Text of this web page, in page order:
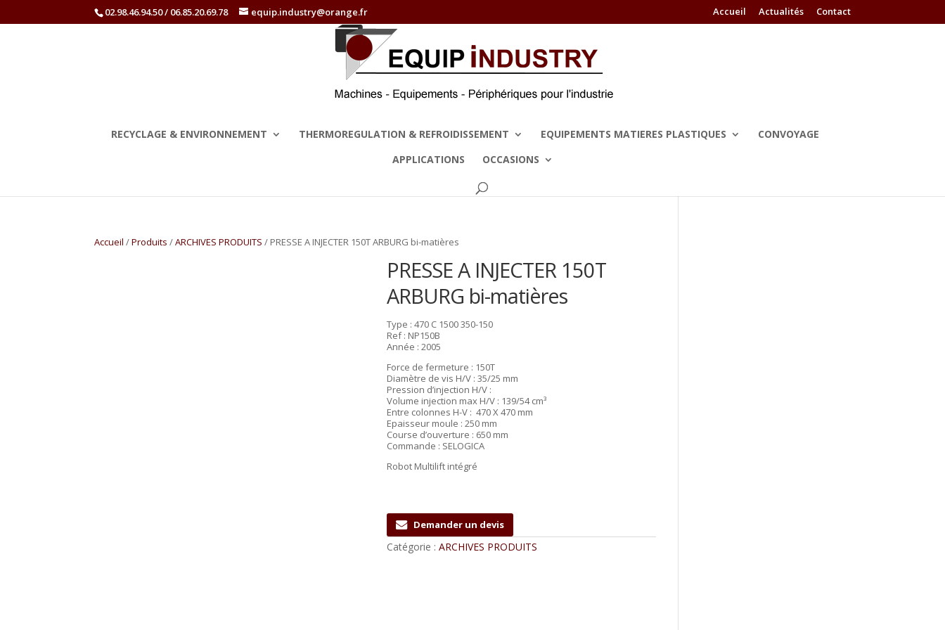
02.98.46.94.50 / 06.85.20.69.78 equip.industry@orange.fr Accueil Actualités Contact
RECYCLAGE & ENVIRONNEMENT THERMOREGULATION & REFROIDISSEMENT EQUIPEMENTS MATIERES PLASTIQUES
CONVOYAGE
APPLICATIONS
OCCASIONS
Accueil /Produits /ARCHIVES PRODUITS / PRESSE A INJECTER 150T ARBURG bi-matières
PRESSE A INJECTER 150T
ARBURG bi-matières
Type : 470 C 1500 350-150
Ref : NP150B
Année : 2005
Force de fermeture : 150T
Diamètre de vis H/V : 35/25 mm
Pression d’injection H/V :
Volume injection max H/V : 139/54 cm³
Entre colonnes H-V : 470 X 470 mm
Epaisseur moule : 250 mm
Course d’ouverture : 650 mm
Commande : SELOGICA
Robot Multilift intégré
Demander un devis
Catégorie : ARCHIVES PRODUITS